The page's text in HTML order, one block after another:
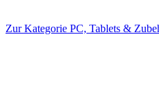
Zur Kategorie PC, Tablets &